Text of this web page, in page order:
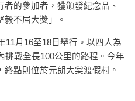
的參加者，獲頒發紀念品、
不屈大獎」。
11月16至18日舉行。以四人為
挑戰全長100公里的路程。今年
點則位於元朗大棠渡假村。